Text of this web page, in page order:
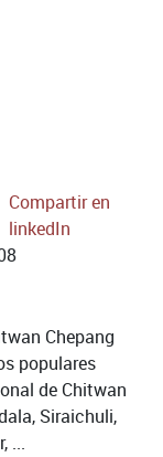
Compartir en
linkedIn
Chepang
populares
de Chitwan
Siraichuli,
...